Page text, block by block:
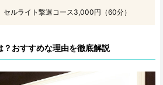
セルライト撃退コース3,000円（60分）
？おすすめな理由を徹底解説